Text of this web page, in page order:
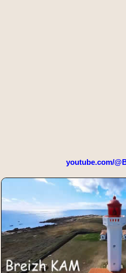
youtube.com/